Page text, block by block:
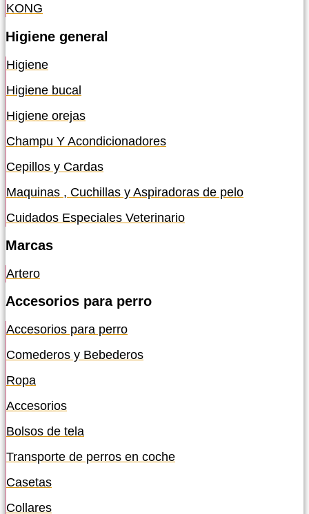
KONG
Higiene general
Higiene
Higiene bucal
Higiene orejas
Champu Y Acondicionadores
Cepillos y Cardas
Maquinas , Cuchillas y Aspiradoras de pelo
Cuidados Especiales Veterinario
Marcas
Artero
Accesorios para perro
Accesorios para perro
Comederos y Bebederos
Ropa
Accesorios
Bolsos de tela
Transporte de perros en coche
Casetas
Collares